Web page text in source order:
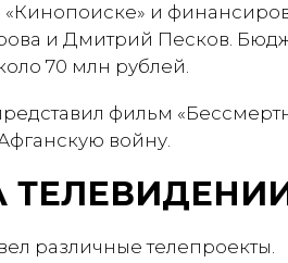
«Кинопоиске» и
и Дмитрий Песков.
70 млн рублей.
фильм
войну.
различные телепроекты.